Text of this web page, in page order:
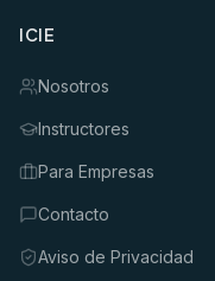
ICIE
Nosotros
Instructores
Para Empresas
Contacto
Aviso de Privacidad